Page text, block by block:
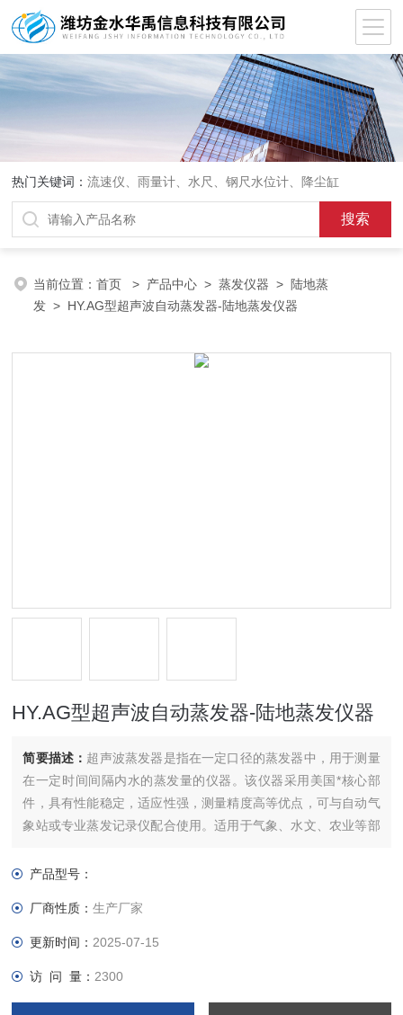
热门关键词：流速仪、雨量计、水尺、钢尺水位计、降尘缸
当前位置：首页 > 产品中心 >蒸发仪器 > 陆地蒸
发 > HY.AG型超声波自动蒸发器-陆地蒸发仪器
HY.AG型超声波自动蒸发器-陆地蒸发仪器
简要描述： 超声波蒸发器是指在一定口径的蒸发器中，用于测量
在一定时间间隔内水的蒸发量的仪器。该仪器采用美国*核心部
件，具有性能稳定，适应性强，测量精度高等优点，可与自动气
象站或专业蒸发记录仪配合使用。适用于气象、水文、农业等部
由蒸发桶、水圈、溢流桶和传感器等组成。
产品型号：
厂商性质：生产厂家
更新时间： 2025-07-15
访 问 量： 2300